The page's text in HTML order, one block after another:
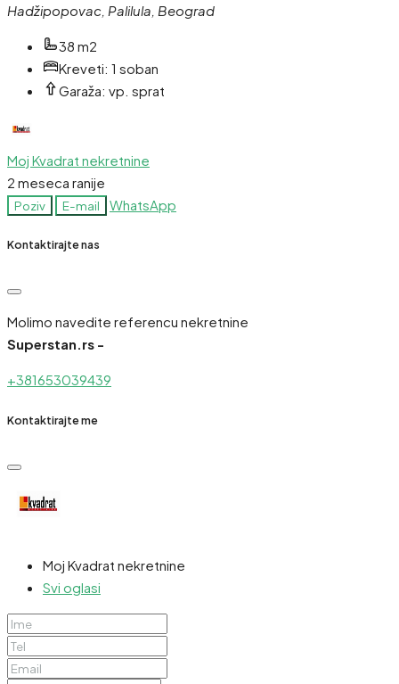
Hadžipopovac, Palilula, Beograd
38 m2
Kreveti: 1 soban
Garaža: vp. sprat
Moj Kvadrat nekretnine
2 meseca ranije
Poziv E-mail WhatsApp
Kontaktirajte nas
Molimo navedite referencu nekretnine
Superstan.rs -
+381653039439
Kontaktirajte me
Moj Kvadrat nekretnine
Svi oglasi